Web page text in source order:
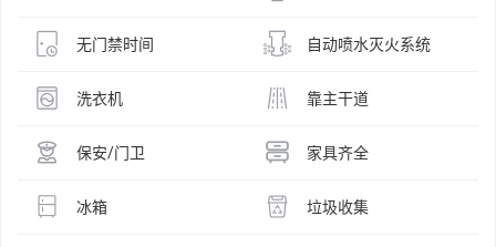
无门禁时间 自动喷水灭火系统
洗衣机 靠主干道
保安/门卫 家具齐全
冰箱 垃圾收集